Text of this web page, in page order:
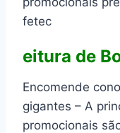
fetec
eitura de
Encomende
gigantes – A
promocionais